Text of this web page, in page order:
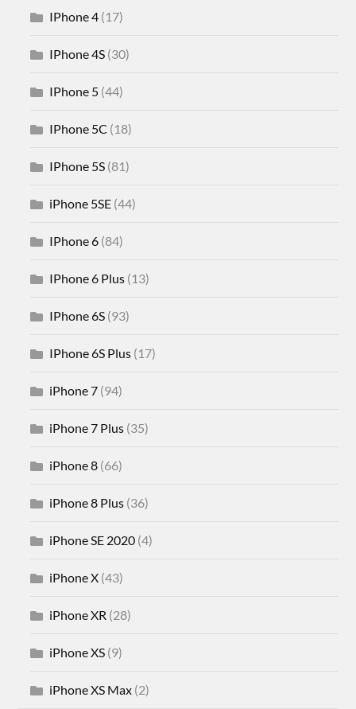
IPhone 4 (17)
IPhone 4S (30)
IPhone 5 (44)
IPhone 5C (18)
IPhone 5S (81)
iPhone 5SE (44)
IPhone 6 (84)
IPhone 6 Plus (13)
IPhone 6S (93)
IPhone 6S Plus (17)
iPhone 7 (94)
iPhone 7 Plus (35)
iPhone 8 (66)
iPhone 8 Plus (36)
iPhone SE 2020 (4)
iPhone X (43)
iPhone XR (28)
iPhone XS (9)
iPhone XS Max (2)